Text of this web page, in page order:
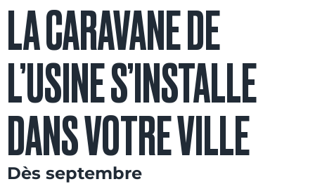
LA CARAVANE DE
L’USINE S’INSTALLE
DANS VOTRE VILLE
Dès septembre